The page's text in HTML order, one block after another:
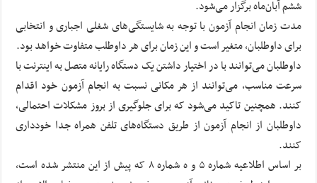
ششم آبان‌ماه برگزار می‌شود.
مدت زمان انجام آزمون با توجه به شایستگی‌های شغلی اجباری و انتخابی
برای داوطلبان، متغیر است و این زمان برای هر داوطلب متفاوت خواهد بود.
داوطلبان می‌توانند با در اختیار داشتن یک دستگاه رایانه متصل به اینترنت با
سرعت مناسب، می‌توانند از هر مکانی نسبت به انجام آزمون خود اقدام
کنند. همچنین تاکید می‌شود که برای جلوگیری از بروز مشکلات احتمالی،
داوطلبان از انجام آزمون از طریق دستگاه‌های تلفن همراه جدا خودداری
کنند.
بر اساس اطلاعیه شماره ۵ و ه شماره ۸ که پیش از این منتشر شده است،